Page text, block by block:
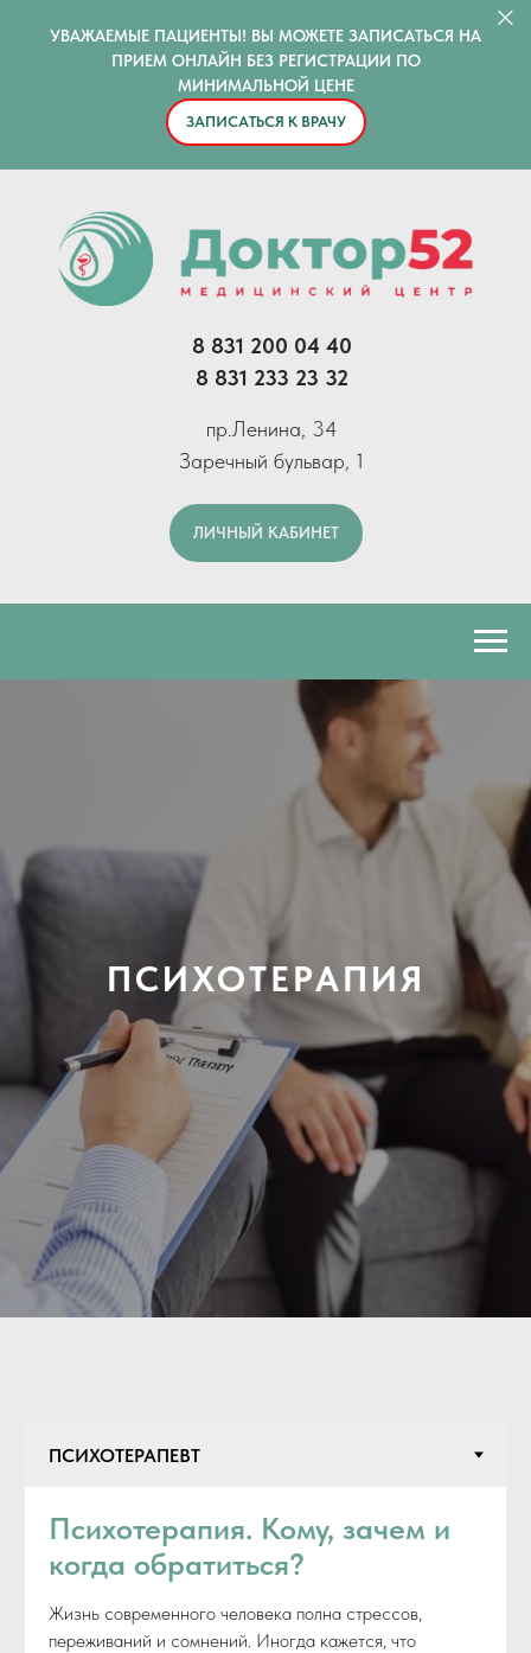
УВАЖАЕМЫЕ ПАЦИЕНТЫ! ВЫ МОЖЕТЕ ЗАПИСАТЬСЯ НА
ПРИЕМ ОНЛАЙН БЕЗ РЕГИСТРАЦИИ ПО
МИНИМАЛЬНОЙ ЦЕНЕ
ЗАПИСАТЬСЯ К ВРАЧУ
8 831 200 04 40
8 831 233 23 32
пр.Ленина, 34
Заречный бульвар, 1
ЛИЧНЫЙ КАБИНЕТ
ПСИХОТЕРАПИЯ
Психотерапия. Кому, зачем и
когда обратиться?
Жизнь современного человека полна стрессов,
переживаний и сомнений. Иногда кажется, что